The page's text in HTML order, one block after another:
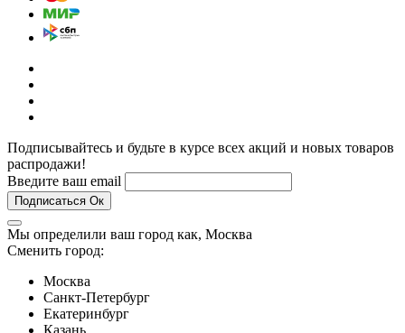
Подписывайтесь и будьте в курсе всех акций и новых товаров
распродажи!
Введите ваш email
Подписаться Ок
Мы определили ваш город как, Москва
Сменить город:
Москва
Санкт-Петербург
Екатеринбург
Казань